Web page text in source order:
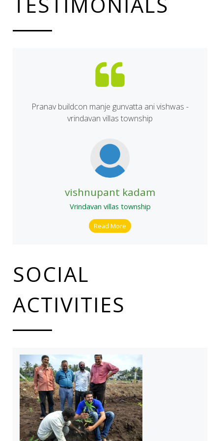
Pranav buildcon manje gunvatta ani vishwas -
vrindavan villas township
vishnupant kadam
Vrindavan villas township
Read More
SOCIAL
ACTIVITIES